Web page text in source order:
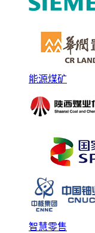
能源煤矿
智慧零售